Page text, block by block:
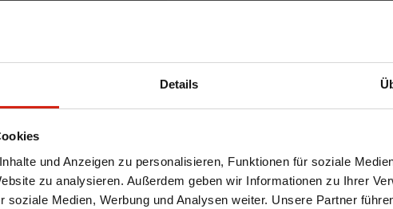
Details
und Anzeigen zu personalisieren, Funktionen für soziale
zu analysieren. Außerdem geben wir Informationen zu Ihrer
soziale Medien, Werbung und Analysen weiter. Unsere Partner